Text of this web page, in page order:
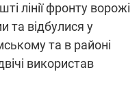
лінії фронту ворожі
та відбулися у
та в районі
використав